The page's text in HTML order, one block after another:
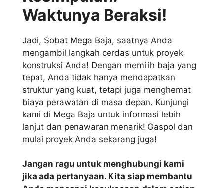
Waktunya Beraksi!
Jadi, Sobat Mega Baja, saatnya Anda
mengambil langkah cerdas untuk proyek
konstruksi Anda! Dengan memilih baja yang
tepat, Anda tidak hanya mendapatkan
struktur yang kuat, tetapi juga menghemat
biaya perawatan di masa depan. Kunjungi
kami di Mega Baja untuk informasi lebih
lanjut dan penawaran menarik! Gaspol dan
mulai proyek Anda sekarang juga!
Jangan ragu untuk menghubungi kami
jika ada pertanyaan. Kita siap membantu